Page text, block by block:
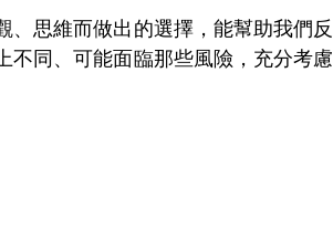
思維而做出的選擇，能幫助我們反
不同、可能面臨那些風險，充分考慮